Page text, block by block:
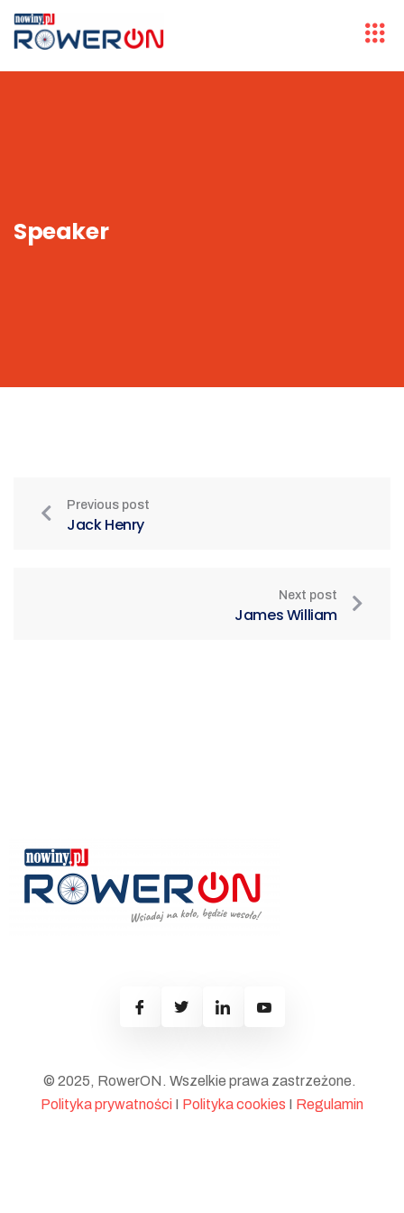
Speaker
Previous post
Jack Henry
Next post
James William
© 2025, RowerON. Wszelkie prawa zastrzeżone.
Polityka prywatności I Polityka cookies I Regulamin